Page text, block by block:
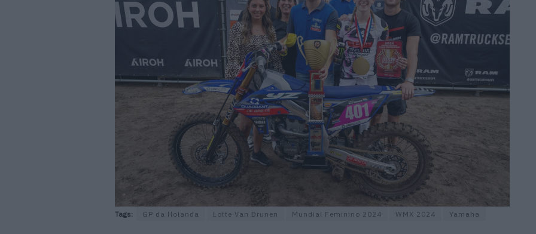
Tags: GP da Holanda Lotte Van Drunen Mundial Feminino 2024 WMX 2024 Yamaha